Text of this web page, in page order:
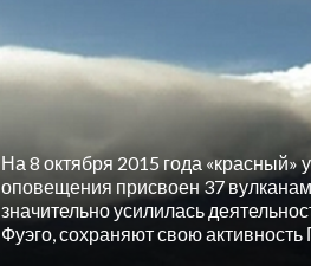
На 8 октября 2015 года «красный»
оповещения присвоен 37
значительно усилилась
Фуэго, сохраняют свою